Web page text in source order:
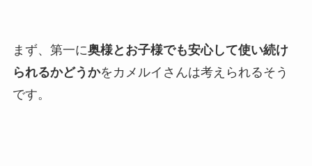
まず、第一に奥様とお子様でも安心して使い続け
られるかどうかをカメルイさんは考えられるそう
です。